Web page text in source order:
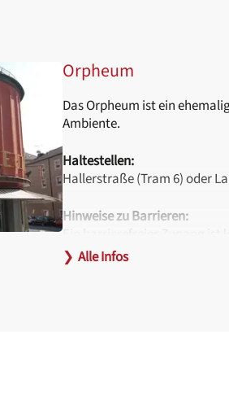
Orpheum
Das Orpheum ist ein
Ambiente.
Haltestellen:
Hallerstraße (Tram 6) oder
Hinweise zu Barrieren:
❯ Alle Infos